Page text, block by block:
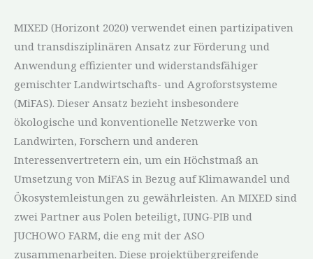
MIXED (Horizont 2020) verwendet einen partizipativen
und transdisziplinären Ansatz zur Förderung und
Anwendung effizienter und widerstandsfähiger
gemischter Landwirtschafts- und Agroforstsysteme
(MiFAS). Dieser Ansatz bezieht insbesondere
ökologische und konventionelle Netzwerke von
Landwirten, Forschern und anderen
Interessenvertretern ein, um ein Höchstmaß an
Umsetzung von MiFAS in Bezug auf Klimawandel und
Ökosystemleistungen zu gewährleisten. An MIXED sind
zwei Partner aus Polen beteiligt, IUNG-PIB und
JUCHOWO FARM, die eng mit der ASO
zusammenarbeiten. Diese projektübergreifende